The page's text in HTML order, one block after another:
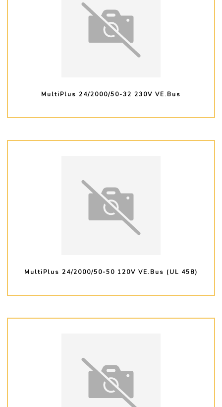
MultiPlus 24/2000/50-32 230V VE.Bus
MultiPlus 24/2000/50-50 120V VE.Bus (UL 458)